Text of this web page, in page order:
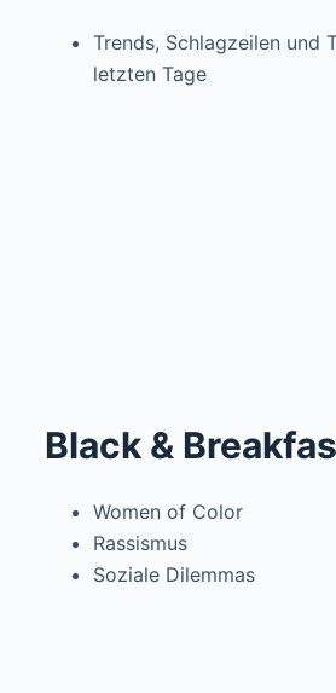
Trends, Schlagzeilen und
letzten Tage
Black &
Women of Color
Rassismus
Soziale Dilemmas